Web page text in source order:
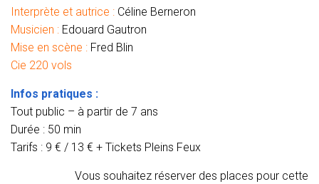
Interprète et autrice : Céline Berneron
Musicien : Edouard Gautron
Mise en scène : Fred Blin
Cie 220 vols
Infos pratiques :
Tout public – à partir de 7 ans
Durée : 50 min
Tarifs : 9 € / 13 € + Tickets Pleins Feux
Vous souhaitez réserver des places pour cette